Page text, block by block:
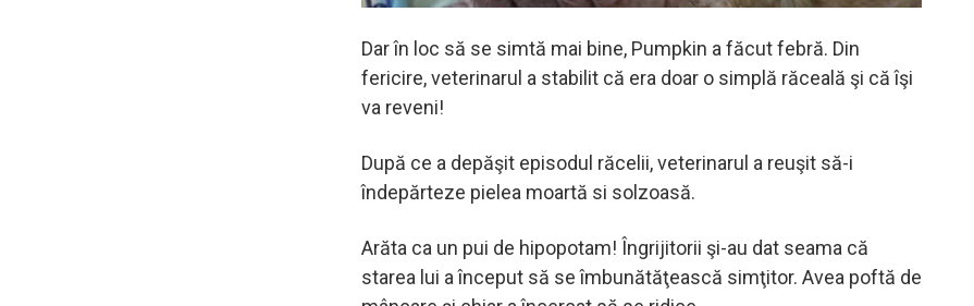
Dar în loc să se simtă mai bine, Pumpkin a făcut febră. Din
fericire, veterinarul a stabilit că era doar o simplă răceală şi că îşi
va reveni!
După ce a depăşit episodul răcelii, veterinarul a reuşit să-i
îndepărteze pielea moartă si solzoasă.
Arăta ca un pui de hipopotam! Îngrijitorii şi-au dat seama că
starea lui a început să se îmbunătăţească simţitor. Avea poftă de